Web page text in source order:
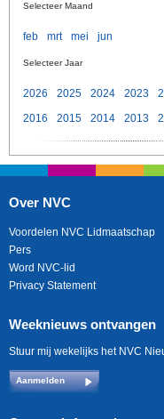
Selecteer Maand
feb mrt mei jun
Selecteer Jaar
2026 2025 2024 2023
2016
2015 2014 2013
Over NVC
Voordelen NVC Lidmaatschap
Pers
Word NVC-lid
Privacy Statement
Weeknieuws ontvangen
Stuur mij wekelijks het NVC
Aanmelden